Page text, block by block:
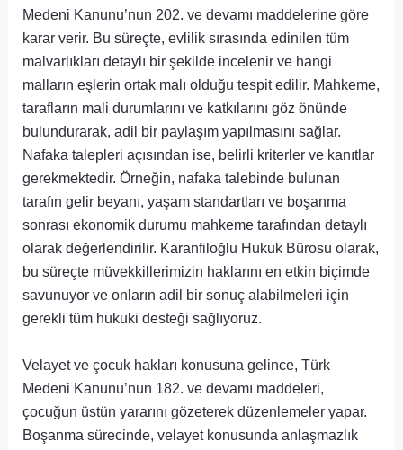
Medeni Kanunu’nun 202. ve devamı maddelerine göre
karar verir. Bu süreçte, evlilik sırasında edinilen tüm
malvarlıkları detaylı bir şekilde incelenir ve hangi
malların eşlerin ortak malı olduğu tespit edilir. Mahkeme,
tarafların mali durumlarını ve katkılarını göz önünde
bulundurarak, adil bir paylaşım yapılmasını sağlar.
Nafaka talepleri açısından ise, belirli kriterler ve kanıtlar
gerekmektedir. Örneğin, nafaka talebinde bulunan
tarafın gelir beyanı, yaşam standartları ve boşanma
sonrası ekonomik durumu mahkeme tarafından detaylı
olarak değerlendirilir. Karanfiloğlu Hukuk Bürosu olarak,
bu süreçte müvekkillerimizin haklarını en etkin biçimde
savunuyor ve onların adil bir sonuç alabilmeleri için
gerekli tüm hukuki desteği sağlıyoruz.
Velayet ve çocuk hakları konusuna gelince, Türk
Medeni Kanunu’nun 182. ve devamı maddeleri,
çocuğun üstün yararını gözeterek düzenlemeler yapar.
Boşanma sürecinde, velayet konusunda anlaşmazlık